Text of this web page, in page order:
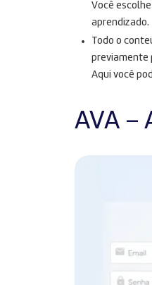
Você
aprendizado.
Todo o
previamente
Aqui você
AVA –